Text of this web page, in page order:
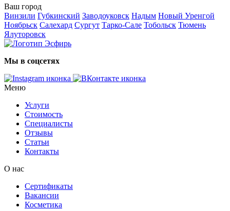
Ваш город
Винзили Губкинский Заводоуковск Надым Новый Уренгой
Ноябрьск Салехард Сургут Тарко-Сале Тобольск Тюмень
Ялуторовск
Мы в соцсетях
Меню
Услуги
Стоимость
Специалисты
Отзывы
Статьи
Контакты
О нас
Сертификаты
Вакансии
Косметика